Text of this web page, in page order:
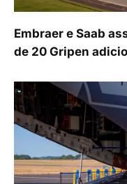
Embraer e Saab
de 20 Gripen